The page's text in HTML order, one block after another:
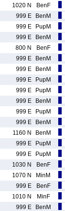
1020 N BenF
999 E BenM
999 E PupM
999 E BenM
800 N BenF
999 E BenM
999 E BenM
999 E PupM
999 E PupM
999 E BenM
999 E PupM
999 E BenM
1160 N BenM
999 E PupM
999 E PupM
1030 N BenF
1070 N MinM
999 E BenF
1010 N MinF
999 E BenM